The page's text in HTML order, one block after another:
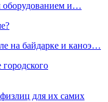
оборудованием и…
на байдарке и каноэ…
городского
для их самих